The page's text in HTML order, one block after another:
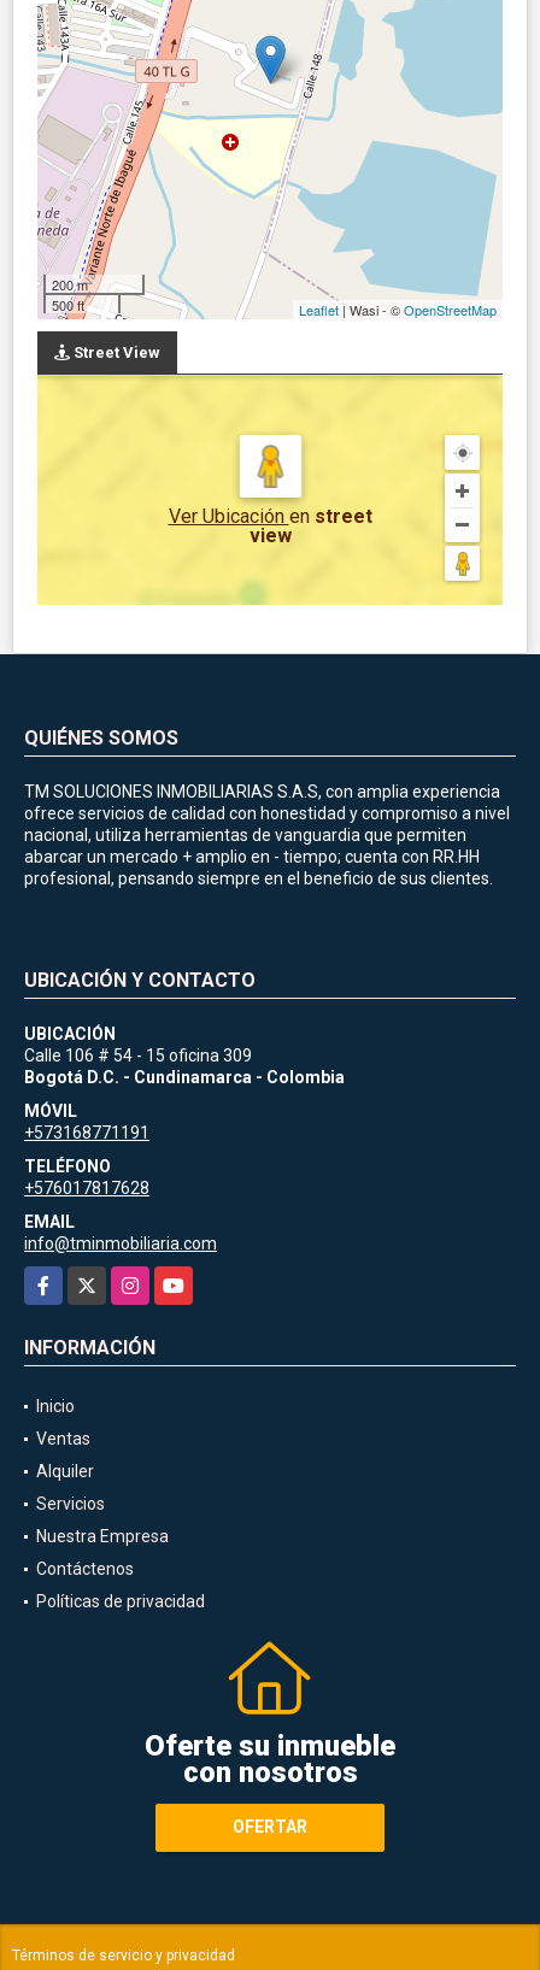
200 m
500 ft
Leaflet | Wasi - ©OpenStreetMap
Street View
Ver Ubicación en street
view
QUIÉNES SOMOS
TM SOLUCIONES INMOBILIARIAS S.A.S, con amplia experiencia
ofrece servicios de calidad con honestidad y compromiso a nivel
nacional, utiliza herramientas de vanguardia que permiten
abarcar un mercado + amplio en - tiempo; cuenta con RR.HH
profesional, pensando siempre en el beneficio de sus clientes.
UBICACIÓN Y CONTACTO
UBICACIÓN
Calle 106 # 54 - 15 oficina 309
Bogotá D.C. - Cundinamarca - Colombia
MÓVIL
+573168771191
TELÉFONO
+576017817628
EMAIL
info@tminmobiliaria.com
Facebook
InstagramYouTube
INFORMACIÓN
Inicio
Ventas
Alquiler
Servicios
Nuestra Empresa
Contáctenos
Políticas de privacidad
Oferte su inmueble
con nosotros
OFERTAR
Términos de servicio y privacidad